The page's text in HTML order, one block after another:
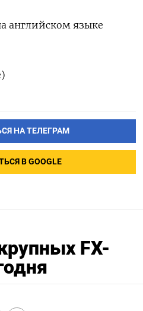
английском языке
НА ТЕЛЕГРАМ
В GOOGLE
FX-